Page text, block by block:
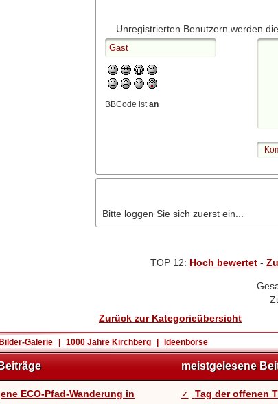
Unregistrierten Benutzern werden
BBCode istan
Bitte loggen Sie sich zuerst ein...
TOP 12: Hoch bewertet -
Zurück zur Kategorieübersicht
Galerie | 1000 Jahre Kirchberg | Ideenbörse
ECO-Pfad-Wanderung in
meistgelesene
Tag der offenen